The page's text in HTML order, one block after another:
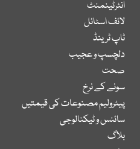
انٹرٹینمنٹ
لائف اسٹائل
ٹاپ ٹرینڈ
دلچسپ و عجیب
صحت
سونے کے نرخ
پیٹرولیم مصنوعات کی قیمتیں
سائنس و ٹیکنالوجی
بلاگ